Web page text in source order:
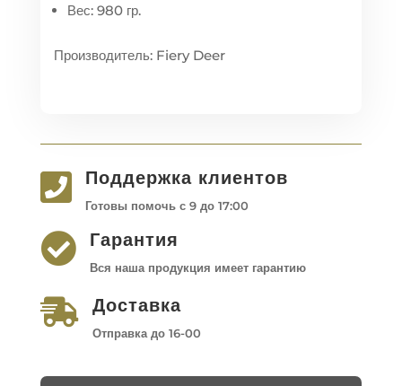
Вес: 980 гр.
Производитель: Fiery Deer
 Поддержка клиентов
Готовы помочь с 9 до 17:00
 Гарантия
Вся наша продукция имеет гарантию
 Доставка
Отправка до 16-00